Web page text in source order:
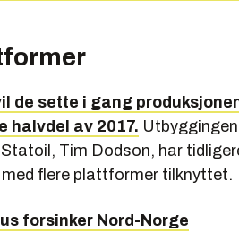
de sette i gang
halvdel av 2017.
Tim Dodson, har
flere plattformer tilknyttet.
forsinker Nord-Norge